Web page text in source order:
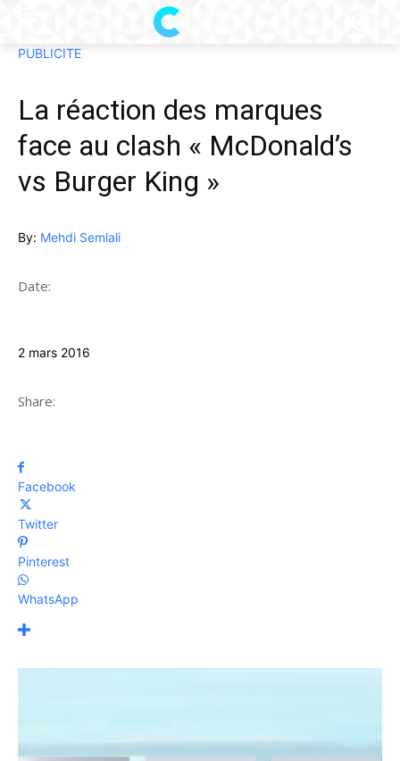
PUBLICITE
La réaction des marques
face au clash « McDonald’s
vs Burger King »
By: Mehdi Semlali
Date:
2 mars 2016
Share:
Facebook
Twitter
Pinterest
WhatsApp